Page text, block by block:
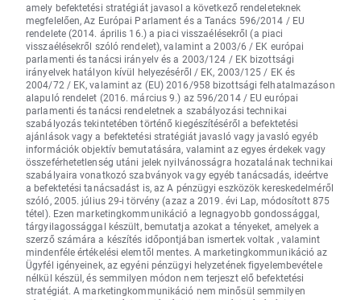
amely befektetési stratégiát javasol a következő rendeleteknek
megfelelően, Az Európai Parlament és a Tanács 596/2014 / EU
rendelete (2014. április 16.) a piaci visszaélésekről (a piaci
visszaélésekről szóló rendelet), valamint a 2003/6 / EK európai
parlamenti és tanácsi irányelv és a 2003/124 / EK bizottsági
irányelvek hatályon kívül helyezéséről / EK, 2003/125 / EK és
2004/72 / EK, valamint az (EU) 2016/958 bizottsági felhatalmazáson
alapuló rendelet (2016. március 9.) az 596/2014 / EU európai
parlamenti és tanácsi rendeletnek a szabályozási technikai
szabályozás tekintetében történő kiegészítéséről a befektetési
ajánlások vagy a befektetési stratégiát javasló vagy javasló egyéb
információk objektív bemutatására, valamint az egyes érdekek vagy
összeférhetetlenség utáni jelek nyilvánosságra hozatalának technikai
szabályaira vonatkozó szabványok vagy egyéb tanácsadás, ideértve
a befektetési tanácsadást is, az A pénzügyi eszközök kereskedelméről
szóló, 2005. július 29-i törvény (azaz a 2019. évi Lap, módosított 875
tétel). Ezen marketingkommunikáció a legnagyobb gondossággal,
tárgyilagossággal készült, bemutatja azokat a tényeket, amelyek a
szerző számára a készítés időpontjában ismertek voltak , valamint
mindenféle értékelési elemtől mentes. A marketingkommunikáció az
Ügyfél igényeinek, az egyéni pénzügyi helyzetének figyelembevétele
nélkül készül, és semmilyen módon nem terjeszt elő befektetési
stratégiát. A marketingkommunikáció nem minősül semmilyen